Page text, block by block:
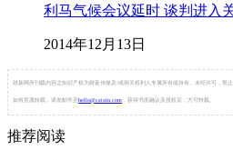
利马气候会议延时 谈判进入
2014年12月13日
财新网所刊载内容之知识产权为财新传媒及/或相关权利人专属所有或持有。未经许可，禁
如有意愿转载，请发邮件至 hello@caixin.com ，获得书面确认及授权后，方可转载。
推荐阅读